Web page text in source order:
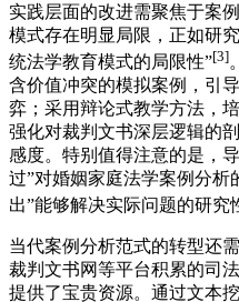
实践层面的改进需聚焦于案
模式存在明显局限，正如研
统法学教育模式的局限性”[3]
含价值冲突的模拟案例，引
弈；采用辩论式教学方法，
强化对裁判文书深层逻辑的
感度。特别值得注意的是，
过”对婚姻家庭法学案例分析
出”能够解决实际问题的研究
当代案例分析范式的转型还
裁判文书网等平台积累的司
提供了宝贵资源。通过文本